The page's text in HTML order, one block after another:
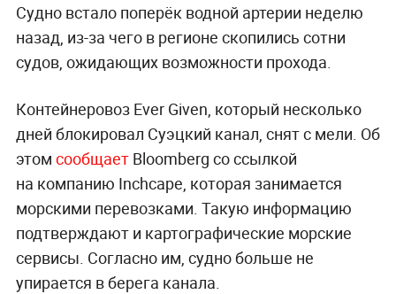
Судно встало поперёк водной артерии неделю
назад, из-за чего в регионе скопились сотни
судов, ожидающих возможности прохода.
Контейнеровоз Ever Given, который несколько
дней блокировал Суэцкий канал, снят с мели. Об
этом сообщает Bloomberg со ссылкой
на компанию Inchcape, которая занимается
морскими перевозками. Такую информацию
подтверждают и картографические морские
сервисы. Согласно им, судно больше не
упирается в берега канала.